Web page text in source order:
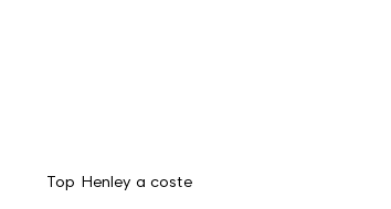
Top Henley a coste